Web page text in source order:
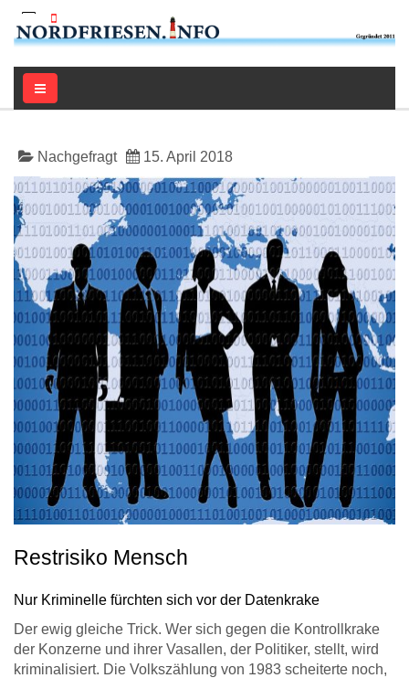
Nachgefragt 15. April 2018
Restrisiko Mensch
Nur Kriminelle fürchten sich vor der Datenkrake
Der ewig gleiche Trick. Wer sich gegen die Kontrollkrake
der Konzerne und ihrer Vasallen, der Politiker, stellt, wird
kriminalisiert. Die Volkszählung von 1983 scheiterte noch,